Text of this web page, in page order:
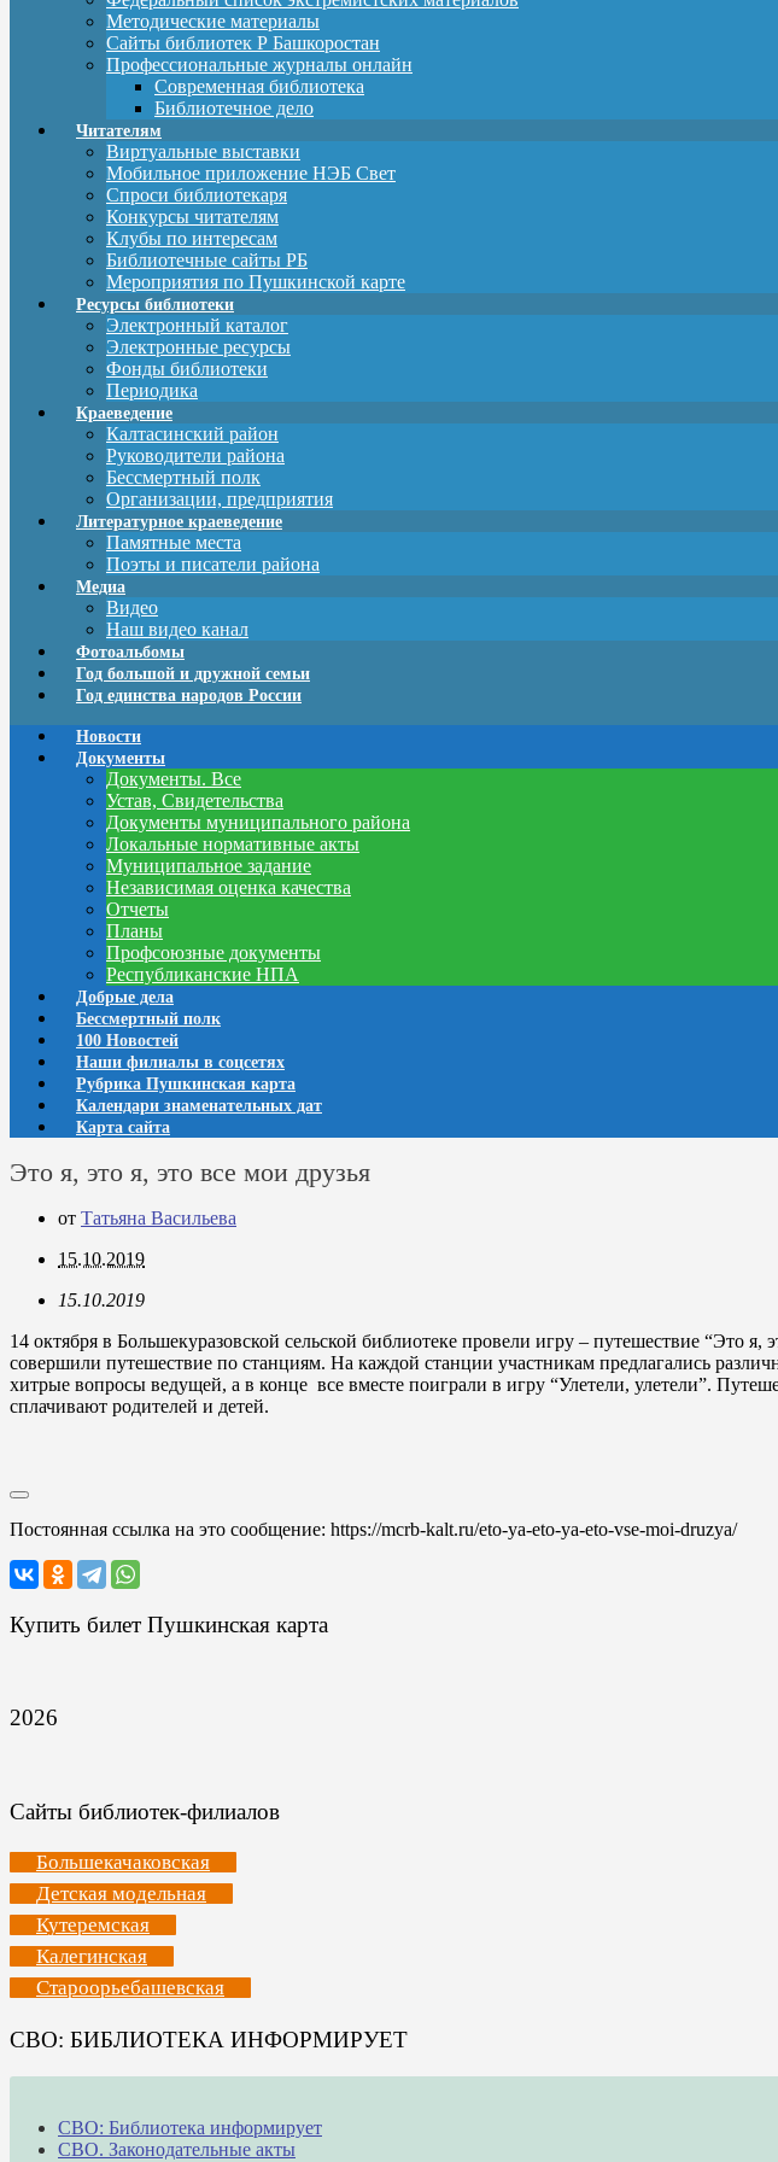
Методические материалы
Сайты библиотек Р Башкоростан
Профессиональные журналы онлайн
Современная библиотека
Библиотечное дело
Читателям
Виртуальные выставки
Мобильное приложение НЭБ Свет
Спроси библиотекаря
Конкурсы читателям
Клубы по интересам
Библиотечные сайты РБ
Мероприятия по Пушкинской карте
Ресурсы библиотеки
Электронный каталог
Электронные ресурсы
Фонды библиотеки
Периодика
Краеведение
Калтасинский район
Руководители района
Бессмертный полк
Организации, предприятия
Литературное краеведение
Памятные места
Поэты и писатели района
Медиа
Видео
Наш видео канал
Фотоальбомы
Год большой и дружной семьи
Год единства народов России
Новости
Документы
Документы. Все
Устав, Свидетельства
Документы муниципального района
Локальные нормативные акты
Муниципальное задание
Независимая оценка качества
Отчеты
Планы
Профсоюзные документы
Республиканские НПА
Добрые дела
Бессмертный полк
100 Новостей
Наши филиалы в соцсетях
Рубрика Пушкинская карта
Календари знаменательных дат
Карта сайта
Это я, это я, это все мои друзья
от Татьяна Васильева
15.10.2019
15.10.2019
14 октября в Большекуразовской сельской библиотеке провели игру – путешествие “Это
совершили путешествие по станциям. На каждой станции участникам предлагались
хитрые вопросы ведущей, а в конце все вместе поиграли в игру “Улетели, улетели”.
сплачивают родителей и детей.
Постоянная ссылка на это сообщение: https://mcrb-kalt.ru/eto-ya-eto-ya-eto-vse-moi-druzya/
Купить билет Пушкинская карта
2026
Сайты библиотек-филиалов
Большекачаковская
Детская модельная
Кутеремская
Калегинская
Староорьебашевская
СВО: БИБЛИОТЕКА ИНФОРМИРУЕТ
СВО: Библиотека информирует
СВО. Законодательные акты